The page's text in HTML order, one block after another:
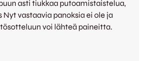
asti tiukkaa putoamistaistelua,
Nyt vastaavia panoksia ei ole ja
voi lähteä paineitta.